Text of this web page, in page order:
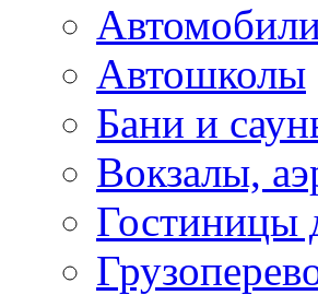
Автошколы
Бани и
Вокзалы,
Гостиницы